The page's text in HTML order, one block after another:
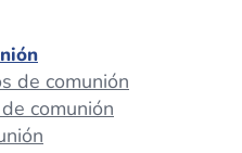
de comunión
comunión